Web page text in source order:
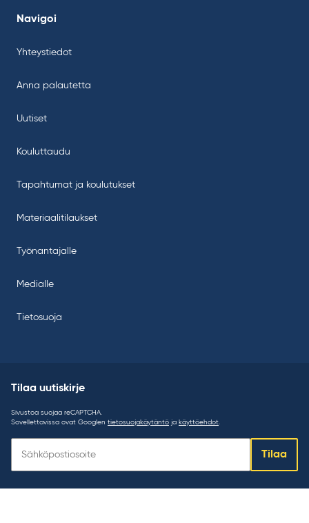
Navigoi
Yhteystiedot
Anna palautetta
Uutiset
Kouluttaudu
Tapahtumat ja koulutukset
Materiaalitilaukset
Työnantajalle
Medialle
Tietosuoja
Tilaa uutiskirje
Sivustoa suojaa reCAPTCHA.
Sovellettavissa ovat Googlen tietosuojakäytäntö ja käyttöehdot.
uutiskirje:
Tilaa